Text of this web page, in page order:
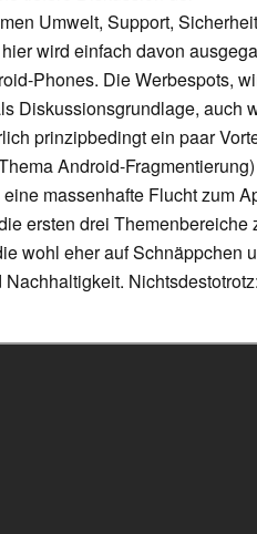
Umwelt, Support,
wird einfach davon
Phones. Die Werbespots,
Diskussionsgrundlage, auch
prinzipbedingt ein paar
Android-
massenhafte Flucht zum
ersten drei
wohl eher auf Schnäppchen